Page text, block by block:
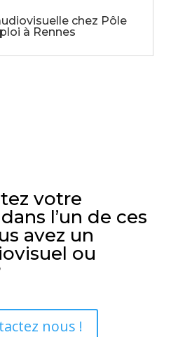
chez Pôle
à Rennes
votre
l’un de ces
avez un
ou
nous !